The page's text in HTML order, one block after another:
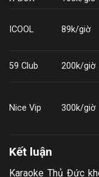
ICOOL 89k/giờ
59 Club 200k/giờ
Nice Vip 300k/giờ
Kết luận
Karaoke Thủ Đức